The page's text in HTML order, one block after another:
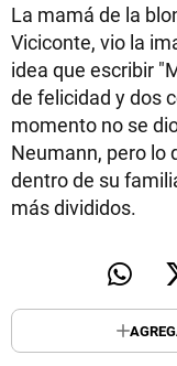
La mamá de la
Viciconte, vio la
idea que escribir
de felicidad y dos
momento no se
Neumann, pero lo
dentro de su
más divididos.